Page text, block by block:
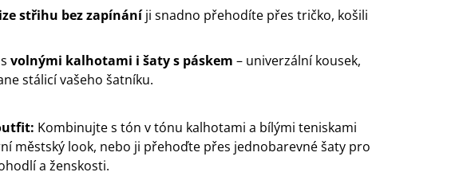
střihu bez zapínáníji snadno přehodíte přes tričko, košili
volnými kalhotami i šaty s páskem – univerzální kousek,
stálicí vašeho šatníku.
Kombinujte s tón v tónu kalhotami a bílými teniskami
městský look, nebo ji přehoďte přes jednobarevné šaty pro
a ženskosti.